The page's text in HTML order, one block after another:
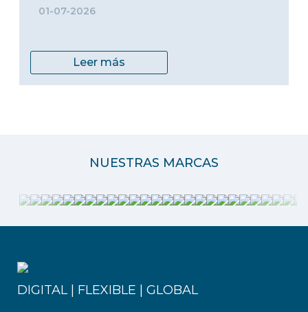
01-07-2026
Leer más
NUESTRAS MARCAS
DIGITAL | FLEXIBLE | GLOBAL